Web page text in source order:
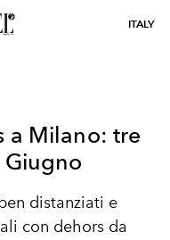
ITALY
a Milano: tre
Giugno
distanziati e
con dehors da